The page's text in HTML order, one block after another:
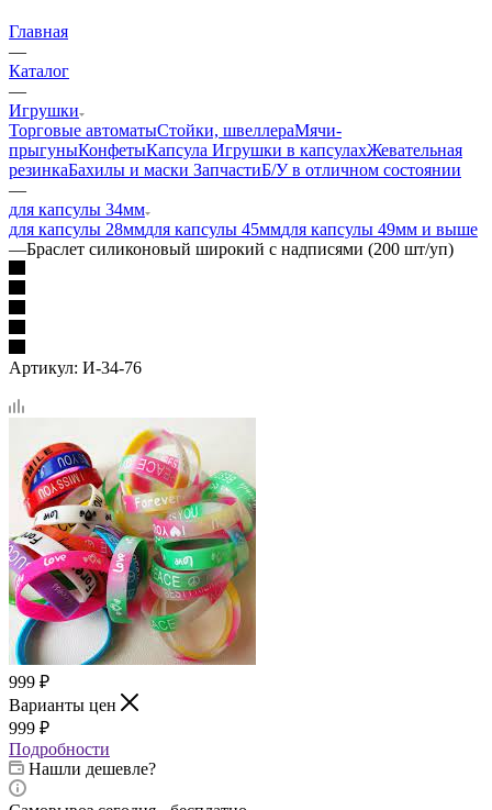
Главная
—
Каталог
—
Игрушки
Торговые автоматыСтойки, швеллераМячи-
прыгуныКонфетыКапсула Игрушки в капсулахЖевательная
резинкаБахилы и маски ЗапчастиБ/У в отличном состоянии
—
для капсулы 34мм
для капсулы 28ммдля капсулы 45ммдля капсулы 49мм и выше
—Браслет силиконовый широкий с надписями (200 шт/уп)
Артикул: И-34-76
999 ₽
Варианты цен
999 ₽
Подробности
Нашли дешевле?